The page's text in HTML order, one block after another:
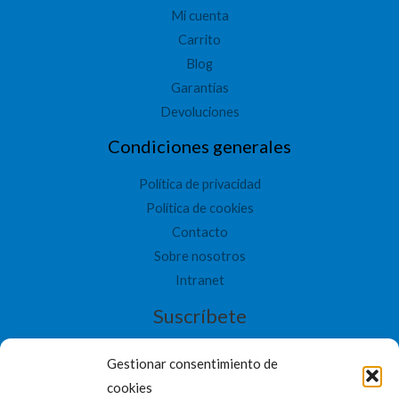
Gestionar consentimiento de
cookies
Mi cuenta
Carrito
Blog
Garantías
Devoluciones
Condiciones generales
Política de privacidad
Política de cookies
Contacto
Sobre nosotros
Intranet
Suscríbete